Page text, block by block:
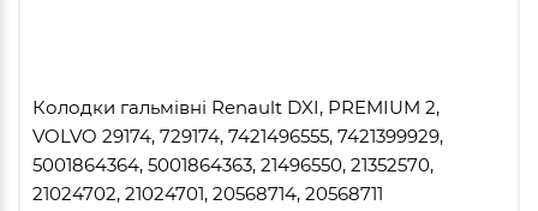
Колодки гальмівні Renault DXI, PREMIUM 2,
VOLVO 29174, 729174, 7421496555, 7421399929,
5001864364, 5001864363, 21496550, 21352570,
21024702, 21024701, 20568714, 20568711